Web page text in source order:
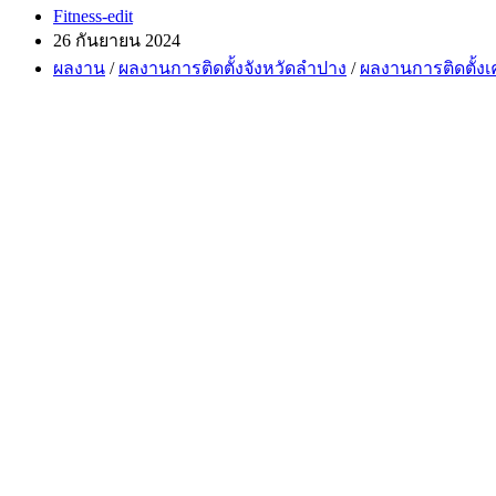
Post
author:
Fitness-edit
Post
26 กันยายน 2024
Post
category:
ผลงาน / ผลงานการติดตั้งจังหวัดลำปาง / ผลงานการติดตั้ง